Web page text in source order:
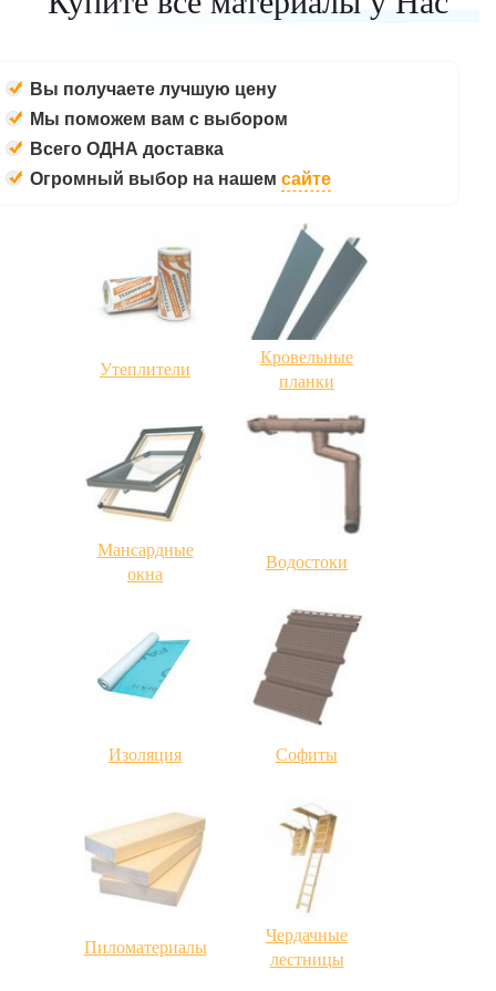
Вы получаете лучшую цену
Мы поможем вам с выбором
Всего ОДНА доставка
Огромный выбор на нашем сайте
Утеплители
Кровельные
планки
Мансардные
окна
Водостоки
Изоляция Софиты
Пиломатериалы
Чердачные
лестницы